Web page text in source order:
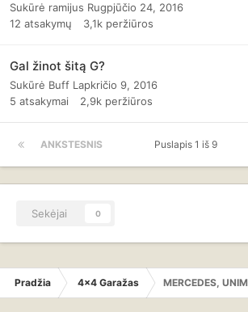
Sukūrė ramijus Rugpjūčio 24, 2016
12 atsakymų 3,1k peržiūros
Gal žinot šitą G?
Sukūrė Buff Lapkričio 9, 2016
5 atsakymai 2,9k peržiūros
ANKSTESNIS Puslapis 1 iš 9
Sekėjai 0
Pradžia 4x4 Garažas MERCEDES,